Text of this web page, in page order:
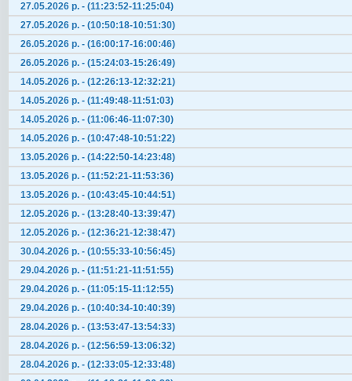
27.05.2026 р. - (11:23:52-11:25:04)
27.05.2026 р. - (10:50:18-10:51:30)
26.05.2026 р. - (16:00:17-16:00:46)
26.05.2026 р. - (15:24:03-15:26:49)
14.05.2026 р. - (12:26:13-12:32:21)
14.05.2026 р. - (11:49:48-11:51:03)
14.05.2026 р. - (11:06:46-11:07:30)
14.05.2026 р. - (10:47:48-10:51:22)
13.05.2026 р. - (14:22:50-14:23:48)
13.05.2026 р. - (11:52:21-11:53:36)
13.05.2026 р. - (10:43:45-10:44:51)
12.05.2026 р. - (13:28:40-13:39:47)
12.05.2026 р. - (12:36:21-12:38:47)
30.04.2026 р. - (10:55:33-10:56:45)
29.04.2026 р. - (11:51:21-11:51:55)
29.04.2026 р. - (11:05:15-11:12:55)
29.04.2026 р. - (10:40:34-10:40:39)
28.04.2026 р. - (13:53:47-13:54:33)
28.04.2026 р. - (12:56:59-13:06:32)
28.04.2026 р. - (12:33:05-12:33:48)